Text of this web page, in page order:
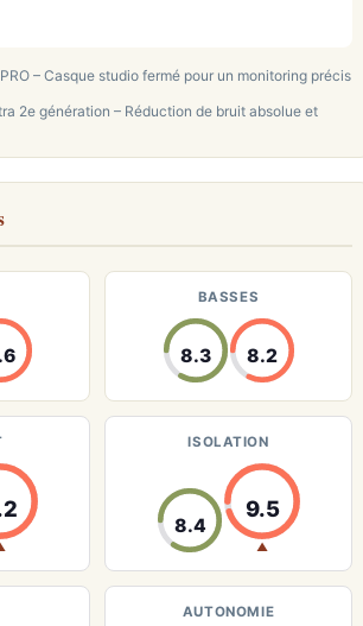
– Casque studio fermé pour un monitoring précis
2e génération – Réduction de bruit absolue et
BASSES
8.3 8.2
ISOLATION
8.4
9.5
▲
AUTONOMIE